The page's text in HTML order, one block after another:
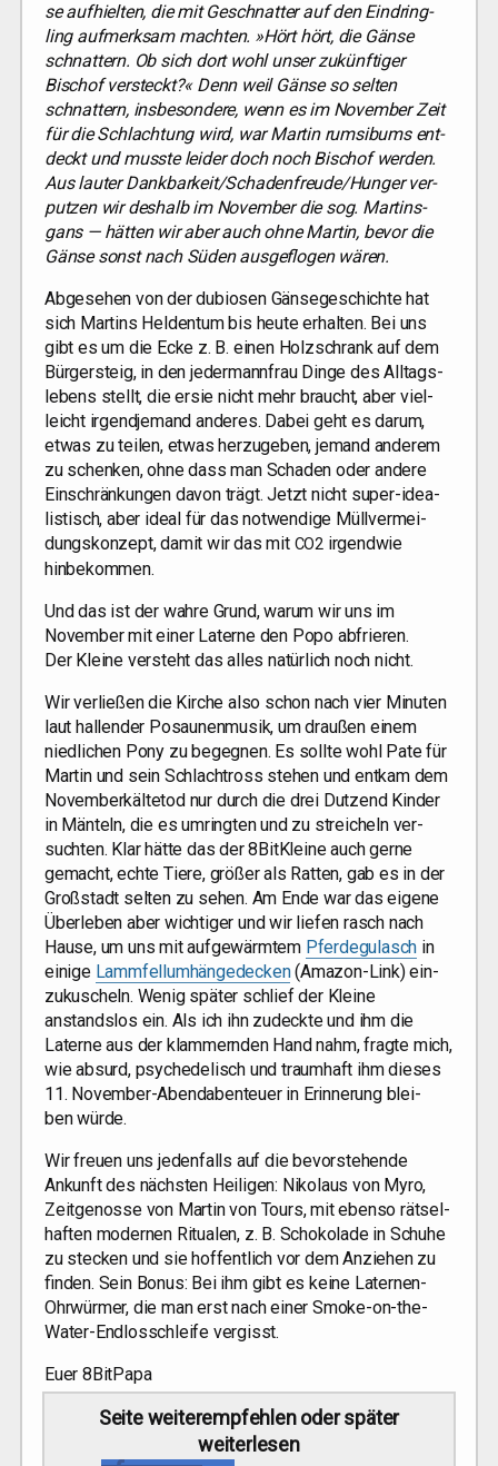
se auf­hiel­ten, die mit Geschnat­ter auf den Ein­dring­
ling auf­merk­sam mach­ten. »Hört hört, die Gän­se
schnat­tern. Ob sich dort wohl unser zukünf­ti­ger
Bischof ver­steckt?« Denn weil Gän­se so sel­ten
schnat­tern, ins­be­son­de­re, wenn es im Novem­ber Zeit
für die Schlach­tung wird, war Mar­tin rum­si­bums ent­
deckt und muss­te lei­der doch noch Bischof wer­den.
Aus lau­ter Dankbarkeit/​Schadenfreude/​Hunger ver­
put­zen wir des­halb im Novem­ber die sog. Mar­tins­
gans — hät­ten wir aber auch ohne Mar­tin, bevor die
Gän­se sonst nach Süden aus­ge­flo­gen wären.
Abge­se­hen von der dubio­sen Gän­se­ge­schich­te hat
sich Mar­tins Hel­den­tum bis heu­te erhal­ten. Bei uns
gibt es um die Ecke z. B. einen Holz­schrank auf dem
Bür­ger­steig, in den jeder­mann­frau Din­ge des All­tags­
le­bens stellt, die ersie nicht mehr braucht, aber viel­
leicht irgend­je­mand ande­res. Dabei geht es dar­um,
etwas zu tei­len, etwas her­zu­ge­ben, jemand ande­rem
zu schen­ken, ohne dass man Scha­den oder ande­re
Ein­schrän­kun­gen davon trägt. Jetzt nicht super-idea­
lis­tisch, aber ide­al für das not­wen­di­ge Müll­ver­mei­
dungs­kon­zept, damit wir das mit CO2 irgend­wie
hinbekommen.
Und das ist der wah­re Grund, war­um wir uns im
Novem­ber mit einer Later­ne den Popo abfrie­ren.
Der Klei­ne ver­steht das alles natür­lich noch nicht.
Wir ver­lie­ßen die Kir­che also schon nach vier Minu­ten
laut hal­len­der Posau­nen­mu­sik, um drau­ßen einem
nied­li­chen Pony zu begeg­nen. Es soll­te wohl Pate für
Mar­tin und sein Schlacht­ross ste­hen und ent­kam dem
Novem­ber­käl­te­tod nur durch die drei Dut­zend Kin­der
in Män­teln, die es umring­ten und zu strei­cheln ver­
such­ten. Klar hät­te das der 8BitKleine auch ger­ne
gemacht, ech­te Tie­re, grö­ßer als Rat­ten, gab es in der
Groß­stadt sel­ten zu sehen. Am Ende war das eige­ne
Über­le­ben aber wich­ti­ger und wir lie­fen rasch nach
Hau­se, um uns mit auf­ge­wärm­tem Pfer­de­gu­lasch in
eini­ge Lamm­fell­um­hän­ge­de­cken(Ama­zon-Link) ein­
zu­kuscheln. Wenig spä­ter schlief der Klei­ne
anstands­los ein. Als ich ihn zudeck­te und ihm die
Later­ne aus der klam­mern­den Hand nahm, frag­te mich,
wie absurd, psy­che­de­lisch und traum­haft ihm die­ses
11. Novem­ber-Abend­aben­teu­er in Erin­ne­rung blei­
ben würde.
Wir freu­en uns jeden­falls auf die bevor­ste­hen­de
Ankunft des nächs­ten Hei­li­gen: Niko­laus von Myro,
Zeit­ge­nos­se von Mar­tin von Tours, mit eben­so rät­sel­
haf­ten moder­nen Ritua­len, z. B. Scho­ko­la­de in Schu­he
zu ste­cken und sie hof­fent­lich vor dem Anzie­hen zu
fin­den. Sein Bonus: Bei ihm gibt es kei­ne Later­nen-
Ohr­wür­mer, die man erst nach einer Smo­ke-on-the-
Water-End­los­schlei­fe vergisst.
Euer 8BitPapa
Sei­te wei­ter­emp­feh­len oder spä­ter
weiterlesen